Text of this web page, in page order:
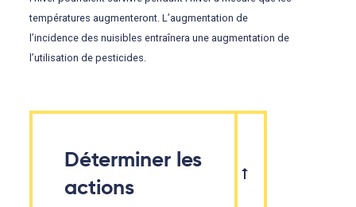
températures augmenteront. L’augmentation de
l’incidence des nuisibles entraînera une augmentation de
l’utilisation de pesticides.
Déterminer les
actions